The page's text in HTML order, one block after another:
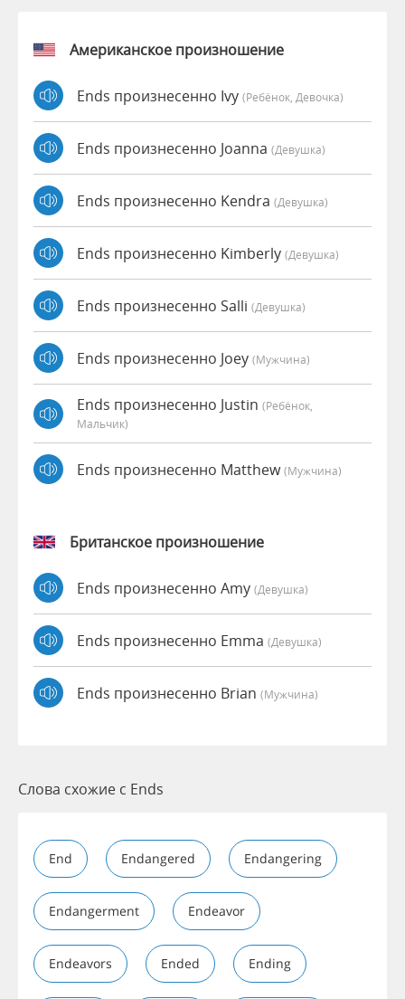
Американское произношение
Ends произнесенно Ivy (Ребёнок, Девочка)
Ends произнесенно Joanna (девушка)
Ends произнесенно Kendra (девушка)
Ends произнесенно Kimberly (девушка)
Ends произнесенно Salli (девушка)
Ends произнесенно Joey (мужчина)
Ends произнесенно Justin (Ребёнок,
Мальчик)
Ends произнесенно Matthew(мужчина)
Британское произношение
Ends произнесенно Amy (девушка)
Ends произнесенно Emma (девушка)
Ends произнесенно Brian (мужчина)
Слова схожие с Ends
End Endangered Endangering
Endangerment Endeavor
Endeavors Ended Ending